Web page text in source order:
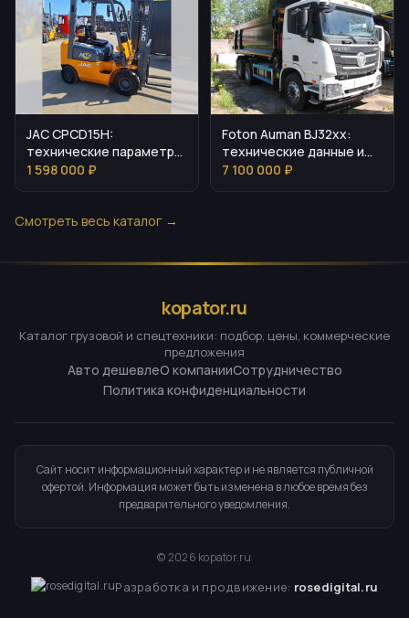
JAC CPCD15H:
технические параметры
и эксплуатационные
1 598 000 ₽
Foton Auman BJ32xx:
технические данные и
эксплуатация
7 100 000 ₽
Смотреть весь каталог →
kopator.ru
Каталог грузовой и спецтехники: подбор, цены, коммерческие
предложения
Авто дешевлеО компанииСотрудничество
Политика конфиденциальности
Сайт носит информационный характер и не является публичной
офертой. Информация может быть изменена в любое время без
предварительного уведомления.
©2026 kopator.ru
Разработка и продвижение: rosedigital.ru